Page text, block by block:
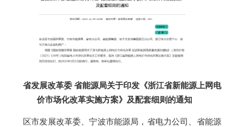
省发展改革委 省能源局关于印发《浙江省新能源上网电
价市场化改革实施方案》及配套细则的通知
区市发展改革委、宁波市能源局，省电力公司、省能源